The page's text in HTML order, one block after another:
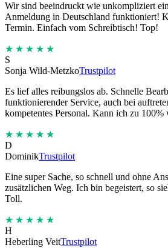
Wir sind beeindruckt wie unkompliziert
Anmeldung in Deutschland funktioniert!
Termin. Einfach vom Schreibtisch! Top!
★★★★★
S
Sonja Wild-MetzkoTrustpilot
Es lief alles reibungslos ab. Schnelle
funktionierender Service, auch bei
kompetentes Personal. Kann ich zu 100%
★★★★★
D
DominikTrustpilot
Eine super Sache, so schnell und ohne
zusätzlichen Weg. Ich bin begeistert, so
Toll.
★★★★★
H
Heberling VeitTrustpilot